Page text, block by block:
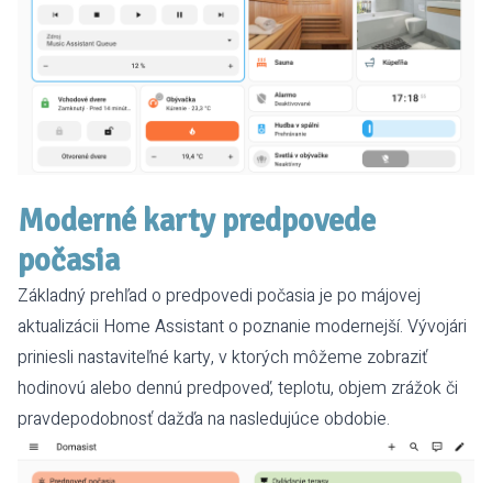
Moderné karty predpovede
počasia
Základný prehľad o predpovedi počasia je po májovej
aktualizácii Home Assistant o poznanie modernejší. Vývojári
priniesli nastaviteľné karty, v ktorých môžeme zobraziť
hodinovú alebo dennú predpoveď, teplotu, objem zrážok či
pravdepodobnosť dažďa na nasledujúce obdobie.